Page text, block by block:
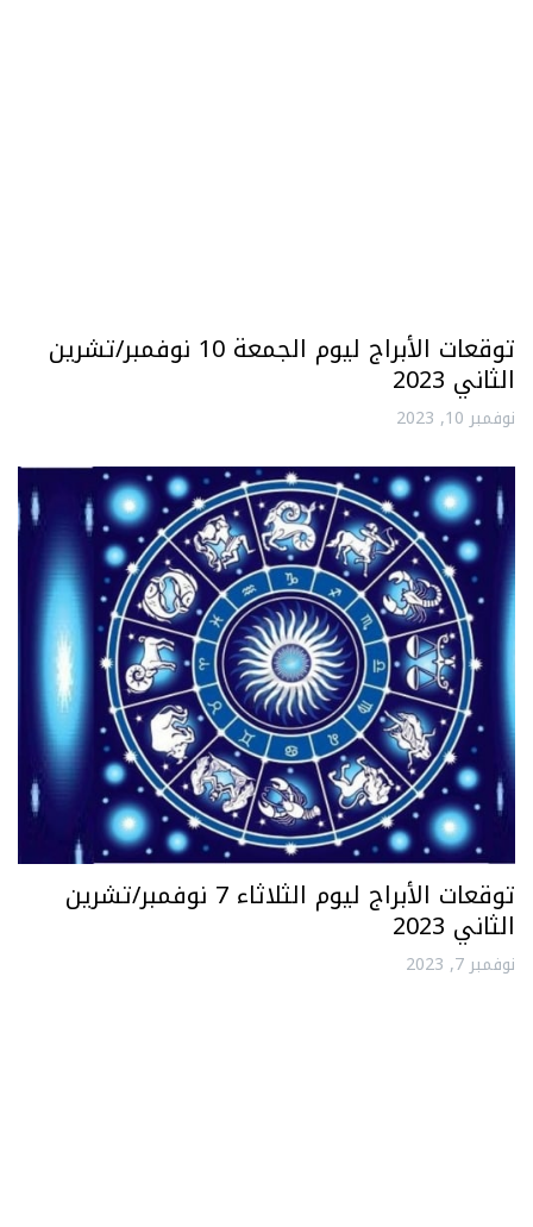
توقعات الأبراج ليوم الجمعة 10 نوفمبر/تشرين
الثاني 2023
نوفمبر 10, 2023
توقعات الأبراج ليوم الثلاثاء 7 نوفمبر/تشرين
الثاني 2023
نوفمبر 7, 2023